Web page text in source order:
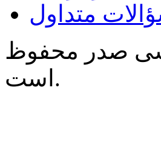
متداول
صدر محفوظ
است.